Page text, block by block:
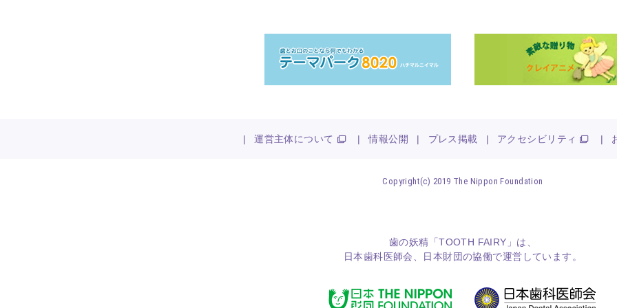
| 運営主体について | 情報公開 | プレス掲載 | アクセシビリティ |
Copyright(c) 2019 The Nippon Foundation
歯の妖精「TOOTH FAIRY」は、
日本歯科医師会
日本財団の協働で運営しています。